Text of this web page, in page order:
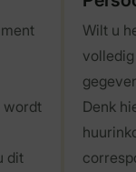
wordt
dit
Wilt u
Denk